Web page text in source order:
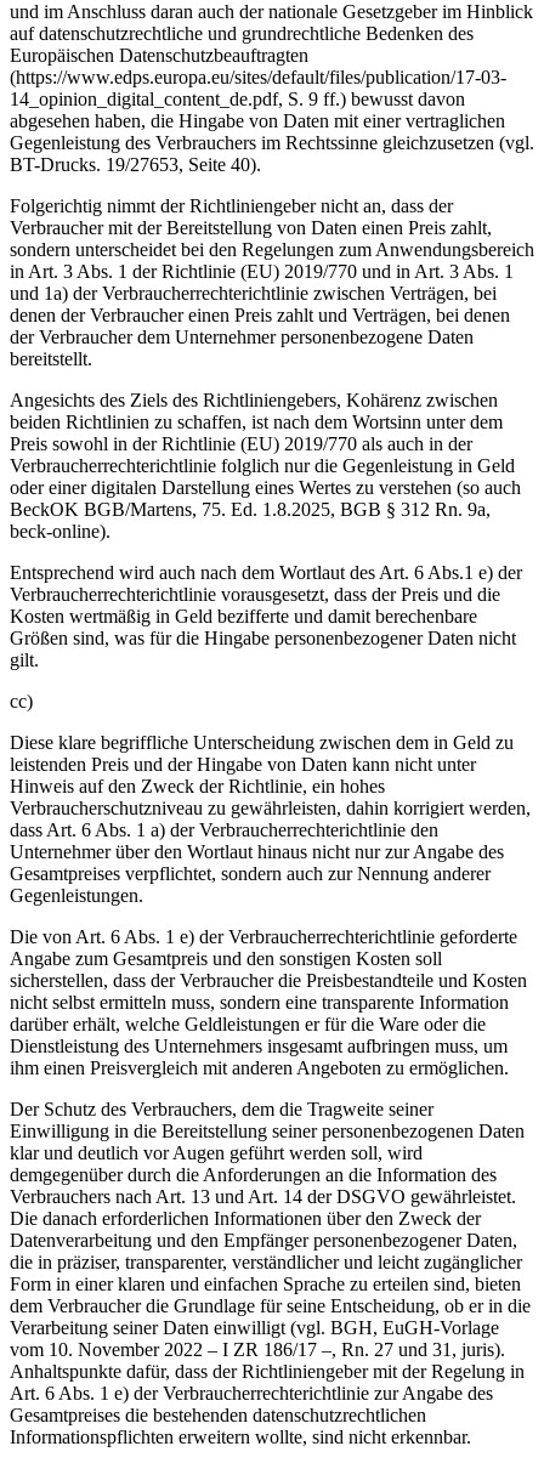
und im Anschluss daran auch der nationale Gesetzgeber im Hinblick
auf datenschutzrechtliche und grundrechtliche Bedenken des
Europäischen Datenschutzbeauftragten
(https://www.edps.europa.eu/sites/default/files/publication/17-03-
14_opinion_digital_content_de.pdf, S. 9 ff.) bewusst davon
abgesehen haben, die Hingabe von Daten mit einer vertraglichen
Gegenleistung des Verbrauchers im Rechtssinne gleichzusetzen (vgl.
BT-Drucks. 19/27653, Seite 40).
Folgerichtig nimmt der Richtliniengeber nicht an, dass der
Verbraucher mit der Bereitstellung von Daten einen Preis zahlt,
sondern unterscheidet bei den Regelungen zum Anwendungsbereich
in Art. 3 Abs. 1 der Richtlinie (EU) 2019/770 und in Art. 3 Abs. 1
und 1a) der Verbraucherrechterichtlinie zwischen Verträgen, bei
denen der Verbraucher einen Preis zahlt und Verträgen, bei denen
der Verbraucher dem Unternehmer personenbezogene Daten
bereitstellt.
Angesichts des Ziels des Richtliniengebers, Kohärenz zwischen
beiden Richtlinien zu schaffen, ist nach dem Wortsinn unter dem
Preis sowohl in der Richtlinie (EU) 2019/770 als auch in der
Verbraucherrechterichtlinie folglich nur die Gegenleistung in Geld
oder einer digitalen Darstellung eines Wertes zu verstehen (so auch
BeckOK BGB/Martens, 75. Ed. 1.8.2025, BGB § 312 Rn. 9a,
beck-online).
Entsprechend wird auch nach dem Wortlaut des Art. 6 Abs.1 e) der
Verbraucherrechterichtlinie vorausgesetzt, dass der Preis und die
Kosten wertmäßig in Geld bezifferte und damit berechenbare
Größen sind, was für die Hingabe personenbezogener Daten nicht
gilt.
cc)
Diese klare begriffliche Unterscheidung zwischen dem in Geld zu
leistenden Preis und der Hingabe von Daten kann nicht unter
Hinweis auf den Zweck der Richtlinie, ein hohes
Verbraucherschutzniveau zu gewährleisten, dahin korrigiert werden,
dass Art. 6 Abs. 1 a) der Verbraucherrechterichtlinie den
Unternehmer über den Wortlaut hinaus nicht nur zur Angabe des
Gesamtpreises verpflichtet, sondern auch zur Nennung anderer
Gegenleistungen.
Die von Art. 6 Abs. 1 e) der Verbraucherrechterichtlinie geforderte
Angabe zum Gesamtpreis und den sonstigen Kosten soll
sicherstellen, dass der Verbraucher die Preisbestandteile und Kosten
nicht selbst ermitteln muss, sondern eine transparente Information
darüber erhält, welche Geldleistungen er für die Ware oder die
Dienstleistung des Unternehmers insgesamt aufbringen muss, um
ihm einen Preisvergleich mit anderen Angeboten zu ermöglichen.
Der Schutz des Verbrauchers, dem die Tragweite seiner
Einwilligung in die Bereitstellung seiner personenbezogenen Daten
klar und deutlich vor Augen geführt werden soll, wird
demgegenüber durch die Anforderungen an die Information des
Verbrauchers nach Art. 13 und Art. 14 der DSGVO gewährleistet.
Die danach erforderlichen Informationen über den Zweck der
Datenverarbeitung und den Empfänger personenbezogener Daten,
die in präziser, transparenter, verständlicher und leicht zugänglicher
Form in einer klaren und einfachen Sprache zu erteilen sind, bieten
dem Verbraucher die Grundlage für seine Entscheidung, ob er in die
Verarbeitung seiner Daten einwilligt (vgl. BGH, EuGH-Vorlage
vom 10. November 2022 – I ZR 186/17 –, Rn. 27 und 31, juris).
Anhaltspunkte dafür, dass der Richtliniengeber mit der Regelung in
Art. 6 Abs. 1 e) der Verbraucherrechterichtlinie zur Angabe des
Gesamtpreises die bestehenden datenschutzrechtlichen
Informationspflichten erweitern wollte, sind nicht erkennbar.